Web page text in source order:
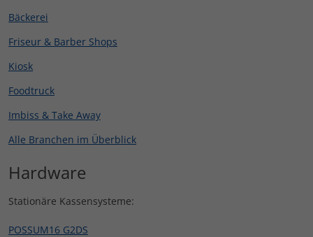
Bäckerei
Friseur & Barber Shops
Kiosk
Foodtruck
Imbiss & Take Away
Alle Branchen im Überblick
Hardware
Stationäre Kassensysteme:
POSSUM16 G2DS